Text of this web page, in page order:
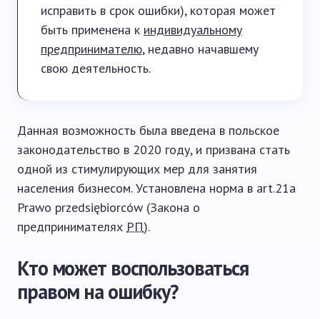
исправить в срок ошибки), которая может
быть применена к индивидуальному
предпринимателю, недавно начавшему
свою деятельность.
Данная возможность была введена в польское
законодательство в 2020 году, и призвана стать
одной из стимулирующих мер для занятия
населения бизнесом. Установлена норма в art.21a
Prawo przedsiębiorców (Закона о
предпринимателях РП).
Кто может воспользоваться
правом на ошибку?